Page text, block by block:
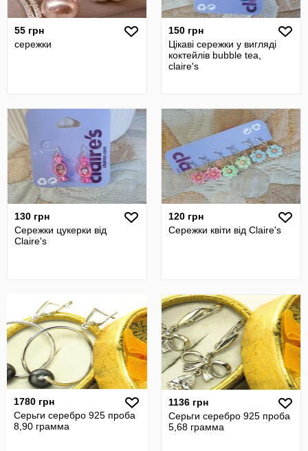
55 грн
сережки
150 грн
Цікаві сережки у вигляді
коктейлів bubble tea,
claire's
130 грн
Сережки цукерки від
Claire's
120 грн
Сережки квіти від Claire's
1780 грн
Серьги серебро 925 проба
8,90 грамма
1136 грн
Серьги серебро 925 проба
5,68 грамма